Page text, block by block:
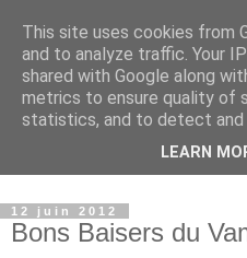
Paradise
où les livres
l'honneur
12 juin 2012
Bons Baisers du
This site uses cookies from
and to analyze traffic. Your
shared with Google along
metrics to ensure quality of
statistics, and to detect and
LEARN